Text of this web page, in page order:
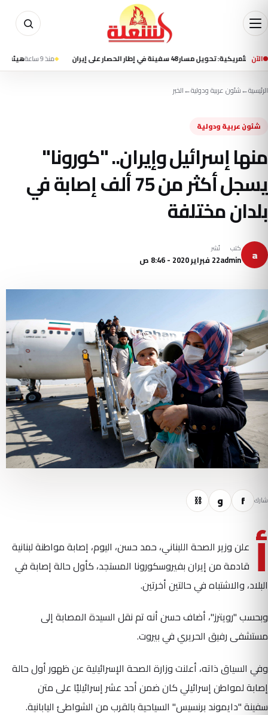
الآنفي إطار الحصار على إيران منذ 9 ساعة هيئة بحرية
الرئيسية←شئون عربية ودولية←الخبر
شئون عربية ودولية
منها إسرائيل وإيران.. "كورونا"
يسجل أكثر من 75 ألف إصابة في
بلدان مختلفة
a كتب
admin
نُشر
22 فبراير 2020 - 8:46 ص
شارك f و ⛓
أ علن وزير الصحة اللبناني، حمد حسن، اليوم، إصابة مواطنة لبنانية
قادمة من إيران بفيروسكورونا المستجد، كأول حالة إصابة في
البلاد، والاشتباه في حالتين أخرتين.
وبحسب "رويترز"، أضاف حسن أنه تم نقل السيدة المصابة إلى
مستشفى رفيق الحريري في بيروت.
وفي السياق ذاته، أعلنت وزارة الصحة الإسرائيلية عن ظهور أول حالة
إصابة لمواطن إسرائيلي كان ضمن أحد عشر إسرائيليًا على متن
سفينة "دايموند برنسيس" السياحية بالقرب من الشواطئ اليابانية.